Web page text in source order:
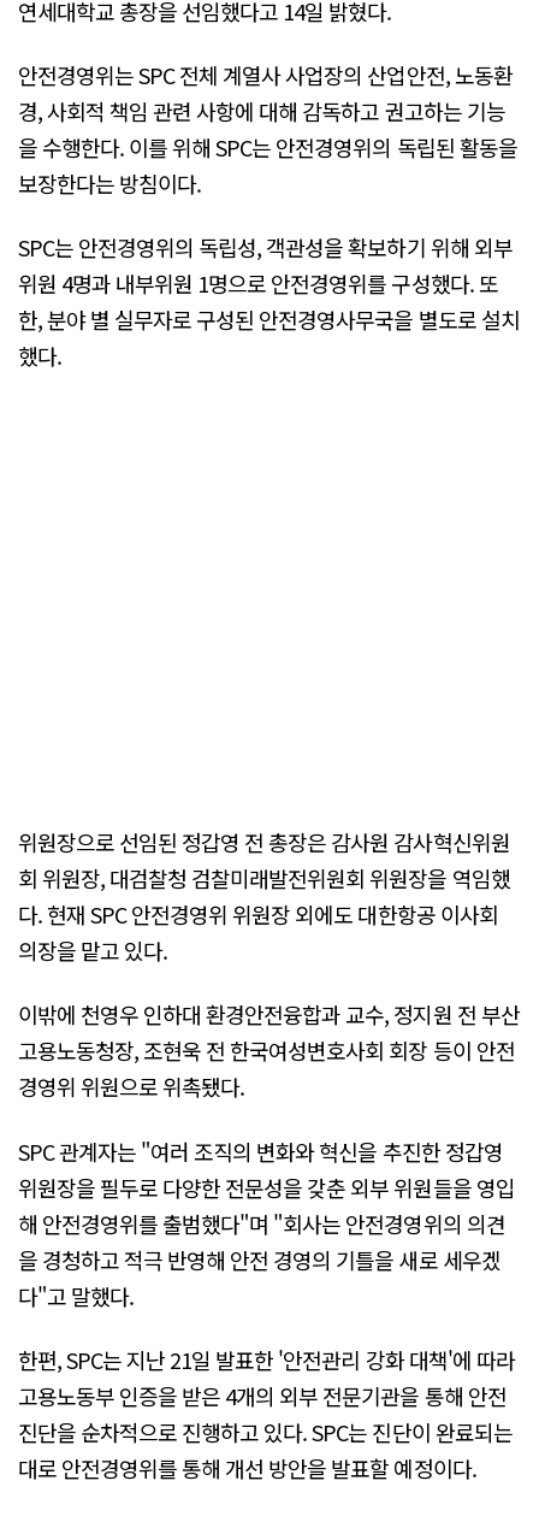
연세대학교 총장을 선임했다고 14일 밝혔다.
안전경영위는 SPC 전체 계열사 사업장의 산업안전, 노동환
경, 사회적 책임 관련 사항에 대해 감독하고 권고하는 기능
을 수행한다. 이를 위해 SPC는 안전경영위의 독립된 활동을
보장한다는 방침이다.
SPC는 안전경영위의 독립성, 객관성을 확보하기 위해 외부
위원 4명과 내부위원 1명으로 안전경영위를 구성했다. 또
한, 분야 별 실무자로 구성된 안전경영사무국을 별도로 설치
했다.
위원장으로 선임된 정갑영 전 총장은 감사원 감사혁신위원
회 위원장, 대검찰청 검찰미래발전위원회 위원장을 역임했
다. 현재 SPC 안전경영위 위원장 외에도 대한항공 이사회
의장을 맡고 있다.
이밖에 천영우 인하대 환경안전융합과 교수, 정지원 전 부산
고용노동청장, 조현욱 전 한국여성변호사회 회장 등이 안전
경영위 위원으로 위촉됐다.
SPC 관계자는 "여러 조직의 변화와 혁신을 추진한 정갑영
위원장을 필두로 다양한 전문성을 갖춘 외부 위원들을 영입
해 안전경영위를 출범했다"며 "회사는 안전경영위의 의견
을 경청하고 적극 반영해 안전 경영의 기틀을 새로 세우겠
다"고 말했다.
한편, SPC는 지난 21일 발표한 '안전관리 강화 대책'에 따라
고용노동부 인증을 받은 4개의 외부 전문기관을 통해 안전
진단을 순차적으로 진행하고 있다. SPC는 진단이 완료되는
대로 안전경영위를 통해 개선 방안을 발표할 예정이다.